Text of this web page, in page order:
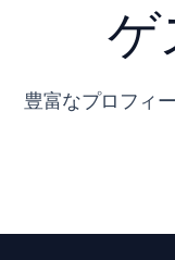
ゲ
豊富なプロフィ